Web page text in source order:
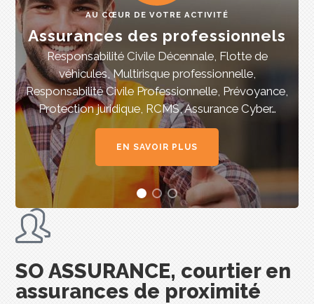
AU CŒUR DE VOTRE ACTIVITÉ
Assurances des professionnels
Responsabilité Civile Décennale, Flotte de
véhicules, Multirisque professionnelle,
Responsabilité Civile Professionnelle, Prévoyance,
Protection juridique, RCMS, Assurance Cyber…
EN SAVOIR PLUS
SO ASSURANCE, courtier en
assurances de proximité